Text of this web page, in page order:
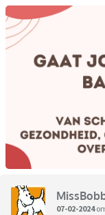
07-02-2024